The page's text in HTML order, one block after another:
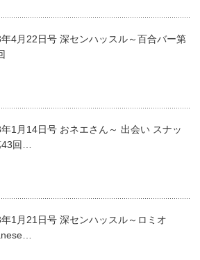
4月22日号 深センハッスル～百合バー第
1月14日号 おネエさん～ 出会い スナッ
回…
1月21日号 深センハッスル～ロミオ